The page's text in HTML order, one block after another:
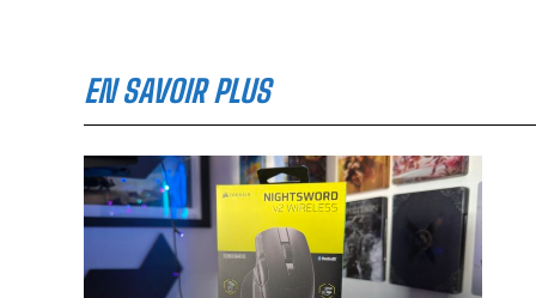
EN SAVOIR PLUS